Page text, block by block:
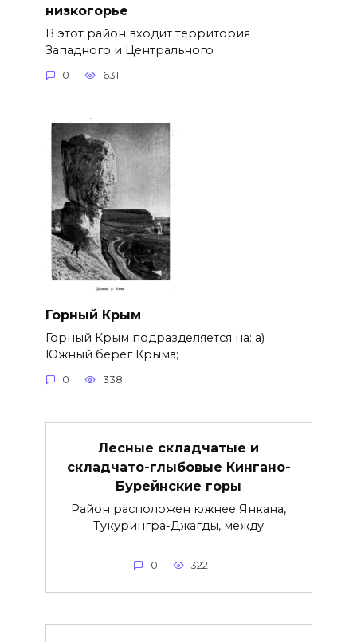
низкогорье
В этот район входит территория
Западного и Центрального
0 631
Горный Крым
Горный Крым подразделяется на: а)
Южный берег Крыма;
0 338
Лесные складчатые и
складчато-глыбовые Кингано-
Бурейнские горы
Район расположен южнее Янкана,
Тукурингра-Джагды, между
0 322